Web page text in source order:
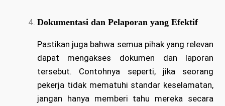
Dokumentasi dan Pelaporan yang Efektif
Pastikan juga bahwa semua pihak yang relevan
dapat mengakses dokumen dan laporan
tersebut. Contohnya seperti, jika seorang
pekerja tidak mematuhi standar keselamatan,
jangan hanya memberi tahu mereka secara